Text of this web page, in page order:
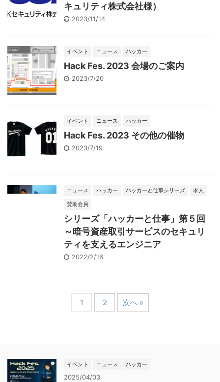
キュリティ株式会社様）
2023/11/14
イベント ニュース ハッカー
Hack Fes. 2023 会場のご案内
2023/7/20
イベント ニュース ハッカー
Hack Fes. 2023 その他の催物
2023/7/19
ニュース ハッカー ハッカーと仕事シリーズ
求人
賛助会員
シリーズ「ハッカーと仕事」第５回
～暗号資産取引サービスのセキュリ
ティを支えるエンジニア
2022/2/16
1 2 次へ »
イベント ニュース ハッカー
2025/04/03